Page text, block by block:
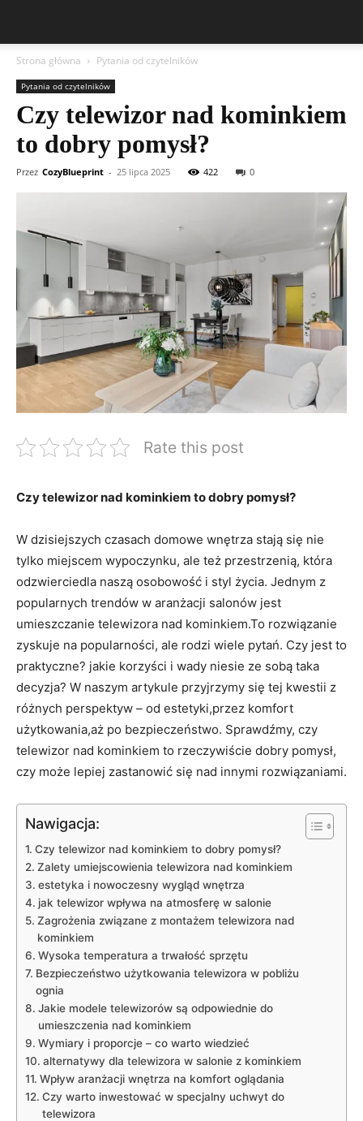
Strona główna Pytania od czytelników
Pytania od czytelników
Czy telewizor nad kominkiem
to dobry pomysł?
Przez CozyBlueprint - 25 lipca 2025 422 0
Rate this post
Czy telewizor ​nad kominkiem to dobry pomysł?
W⁤ dzisiejszych czasach ‌domowe wnętrza stają się nie
tylko miejscem wypoczynku, ‍ale też przestrzenią, która ​
odzwierciedla naszą osobowość ‍i‍ styl życia. Jednym z⁤
popularnych trendów w aranżacji salonów jest
umieszczanie telewizora nad kominkiem.To ‍rozwiązanie
zyskuje na popularności, ale rodzi‌ wiele pytań. Czy jest to
‌praktyczne? jakie korzyści i wady niesie⁤ ze sobą taka
decyzja? W naszym artykule przyjrzymy⁢ się tej ‌kwestii z
różnych perspektyw – od estetyki,przez komfort
użytkowania,aż po bezpieczeństwo. Sprawdźmy, czy
telewizor nad kominkiem to rzeczywiście dobry pomysł,
czy może lepiej zastanowić się nad innymi rozwiązaniami.
Nawigacja:
Czy telewizor nad kominkiem to dobry pomysł?
Zalety umiejscowienia telewizora nad​ kominkiem
estetyka⁢ i nowoczesny wygląd wnętrza
jak telewizor wpływa na atmosferę ⁣w salonie
Zagrożenia związane‍ z montażem telewizora nad
kominkiem
Wysoka temperatura a trwałość sprzętu
Bezpieczeństwo⁣ użytkowania telewizora w pobliżu
ognia
Jakie modele telewizorów są odpowiednie do
umieszczenia nad kominkiem
Wymiary i proporcje – ⁣co ‌warto wiedzieć
alternatywy dla telewizora w salonie z kominkiem
Wpływ aranżacji wnętrza na ​komfort⁢ oglądania
Czy warto inwestować w ‍specjalny ⁤uchwyt ⁣do
telewizora